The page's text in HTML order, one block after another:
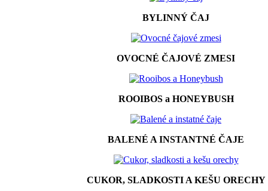
BYLINNÝ ČAJ
OVOCNÉ ČAJOVÉ ZMESI
ROOIBOS a HONEYBUSH
BALENÉ A INSTANTNÉ ČAJE
CUKOR, SLADKOSTI A KEŠU ORECHY